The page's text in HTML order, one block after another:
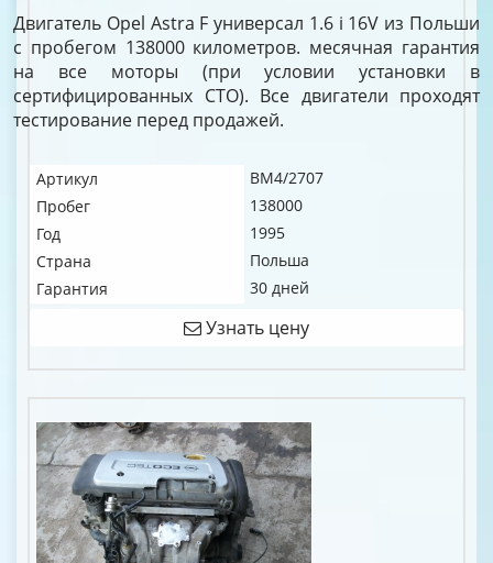
Двигатель Opel Astra F универсал 1.6 i 16V из Польши
с пробегом 138000 километров. месячная гарантия
на все моторы (при условии установки в
сертифицированных СТО). Все двигатели проходят
тестирование перед продажей.
Артикул
BM4/2707
Пробег
138000
Год
1995
Страна
Польша
Гарантия
30 дней
Узнать цену